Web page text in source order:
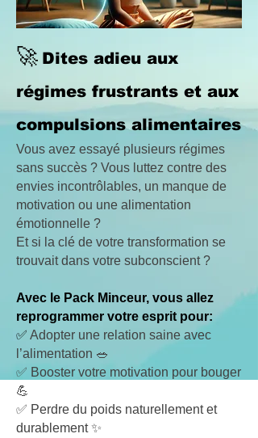
🚀 Dites adieu aux
régimes frustrants et aux
compulsions alimentaires
Vous avez essayé plusieurs régimes
sans succès ? Vous luttez contre des
envies incontrôlables, un manque de
motivation ou une alimentation
émotionnelle ?
Et si la clé de votre transformation se
trouvait dans votre subconscient ?
Avec le Pack Minceur, vous allez
reprogrammer votre esprit pour:
✅ Adopter une relation saine avec
l’alimentation 🥗
✅ Booster votre motivation pour bouger
💪
✅ Perdre du poids naturellement et
durablement ✨